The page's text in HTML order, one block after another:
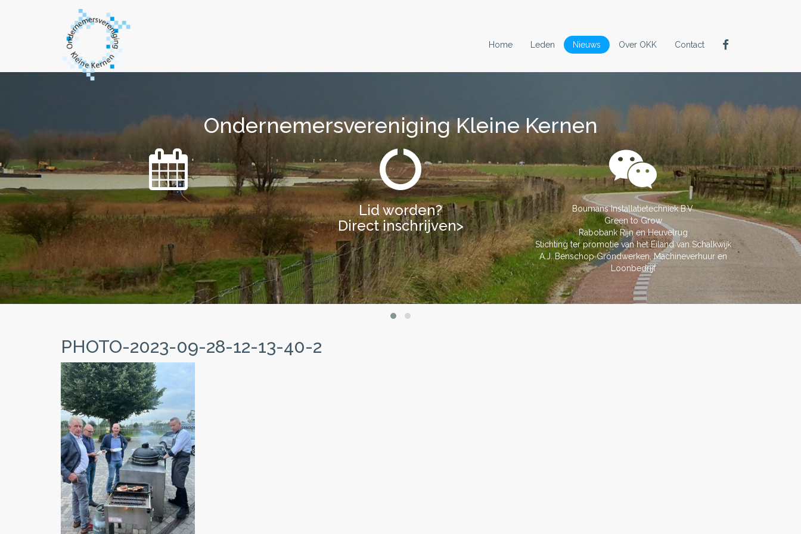
Home Leden Nieuws Over OKK Contact
Ondernemersvereniging Kleine Kernen
Lid worden?
Direct inschrijven>
Boumans Installatietechniek B.V.
Green to Grow
Rabobank Rijn en Heuvelrug
Stichting ter promotie van het Eiland van Schalkwijk
A.J. Benschop Grondwerken, Machineverhuur en
Loonbedrijf
Ondernemersvereniging Kleine Kernen
Lid worden?
Direct inschrijven>
AB Midden Nederland
Reinke Bedrijfskleding
Anton Goes
C. van Rijswijk Sloopwerken B.V.
Boerderij de Zalm
PHOTO-2023-09-28-12-13-40-2